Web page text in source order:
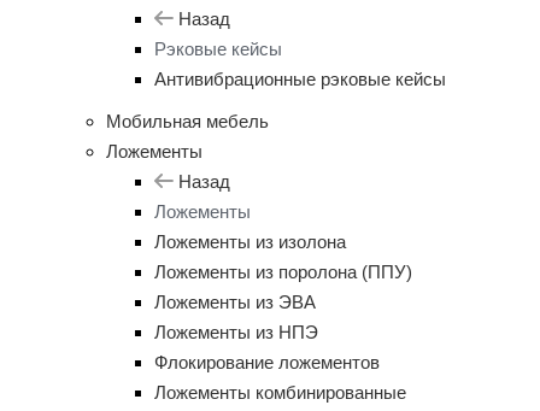
Назад
Рэковые кейсы
Антивибрационные рэковые кейсы
Мобильная мебель
Ложементы
Назад
Ложементы
Ложементы из изолона
Ложементы из поролона (ППУ)
Ложементы из ЭВА
Ложементы из НПЭ
Флокирование ложементов
Ложементы комбинированные